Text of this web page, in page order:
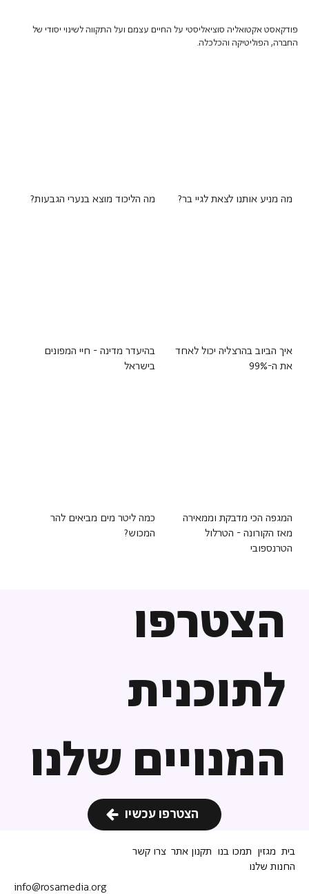
הצטרפו
לתוכנית
המנויים שלנו
הצטרפו עכשיו
פודקאסט אקטואליה סוציאליסטי על החיים עצמם ועל התקווה לשינוי יסודי של
החברה, הפוליטיקה והכלכלה.
מה מניע אותנו לצאת לגיי בר? מה הליכוד מוצא בנערי הגבעות?
איך הביוב בהרצליה יכול לאחד
את ה-99%
בהיעדר מדינה - חיי המפונים
בישראל
המגפה הכי מדבקת וממאירה
מאז הקורונה - הטרלול
הטרנספובי
כמה ליטר מים מביאים להר
המכוש?
info@rosamedia.org
בית מגזין תמכו בנו תקנון אתר צרו קשר
החנות שלנו